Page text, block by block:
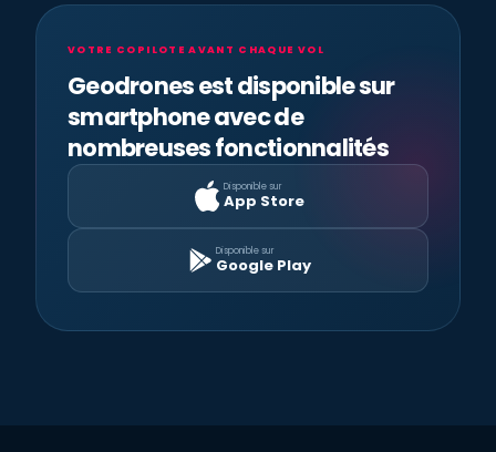
VOTRE COPILOTE AVANT CHAQUE VOL
Geodrones est disponible sur
smartphone avec de
nombreuses fonctionnalités
Disponible sur
App Store
Disponible sur
Google Play